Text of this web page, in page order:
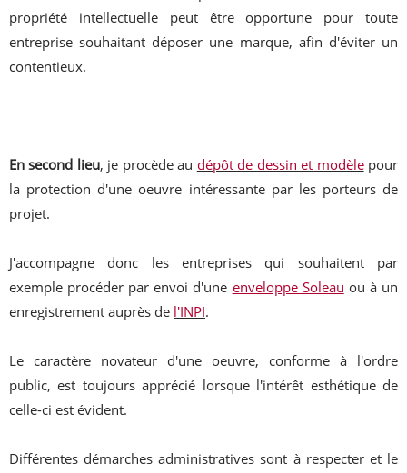
propriété intellectuelle peut être opportune pour toute
entreprise souhaitant déposer une marque, afin d'éviter un
contentieux.
En second lieu, je procède au dépôt de dessin et modèlepour
la protection d'une oeuvre intéressante par les porteurs de
projet.
J'accompagne donc les entreprises qui souhaitent par
exemple procéder par envoi d'une enveloppe Soleau ou à un
enregistrement auprès de l'INPI.
Le caractère novateur d'une oeuvre, conforme à l'ordre
public, est toujours apprécié lorsque l'intérêt esthétique de
celle-ci est évident.
Différentes démarches administratives sont à respecter et le